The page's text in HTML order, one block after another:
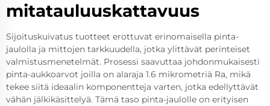
mitatauluuskattavuus
Sijoituskuivatus tuotteet erottuvat erinomaisella pinta-
jaulolla ja mittojen tarkkuudella, jotka ylittävät perinteiset
valmistusmenetelmät. Prosessi saavuttaa johdonmukaisesti
pinta-aukkoarvot joilla on alaraja 1.6 mikrometriä Ra, mikä
tekee siitä ideaalin komponentteja varten, jotka edellyttävät
vähän jälkikäsittelyä. Tämä taso pinta-jaulolle on erityisen